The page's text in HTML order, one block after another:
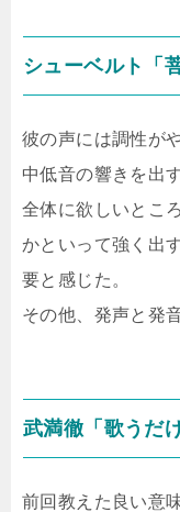
シューベルト「
彼の声には調性が
中低音の響きを出
全体に欲しいとこ
かといって強く出
要と感じた。
その他、発声と発
武満徹「歌うだけ
前回教えた良い意